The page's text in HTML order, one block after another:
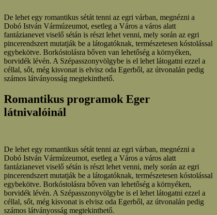
De lehet egy romantikus sétát tenni az egri várban, megnézni a
Dobó István Vármúzeumot, esetleg a Város a város alatt
fantázianevet viselő sétán is részt lehet venni, mely során az egri
pincerendszert mutatják be a látogatóknak, természetesen kóstolással
egybekötve. Borkóstolásra bőven van lehetőség a környéken,
borvidék lévén. A Szépasszonyvölgybe is el lehet látogatni ezzel a
céllal, sőt, még kisvonat is elvisz oda Egerből, az útvonalán pedig
számos látványosság megtekinthető.
Romantikus programok Eger
látnivalóinál
De lehet egy romantikus sétát tenni az egri várban, megnézni a
Dobó István Vármúzeumot, esetleg a Város a város alatt
fantázianevet viselő sétán is részt lehet venni, mely során az egri
pincerendszert mutatják be a látogatóknak, természetesen kóstolással
egybekötve. Borkóstolásra bőven van lehetőség a környéken,
borvidék lévén. A Szépasszonyvölgybe is el lehet látogatni ezzel a
céllal, sőt, még kisvonat is elvisz oda Egerből, az útvonalán pedig
számos látványosság megtekinthető.